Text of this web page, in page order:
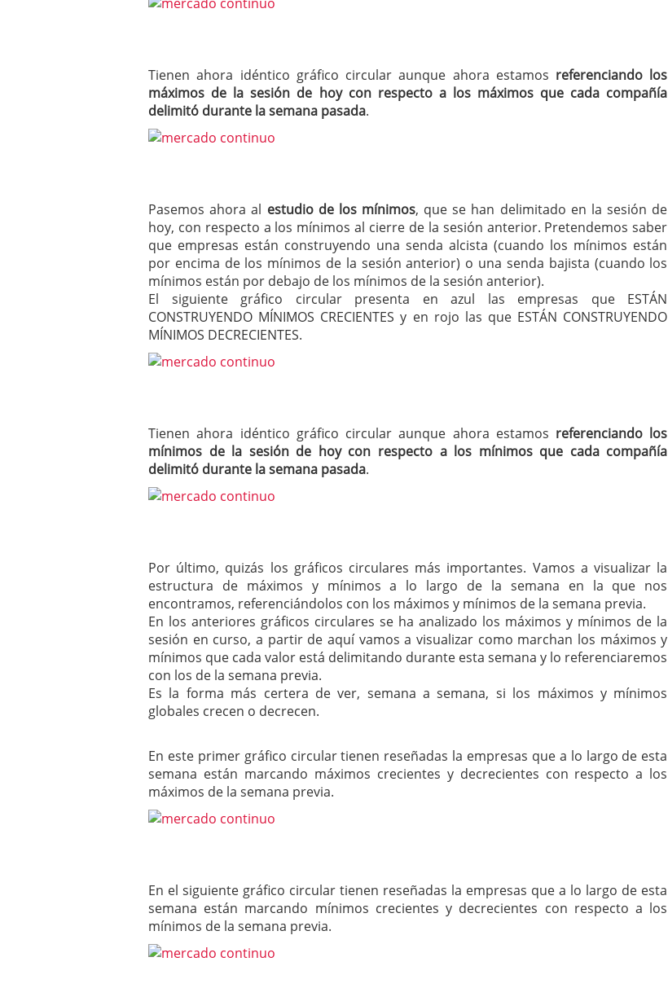
Tienen ahora idéntico gráfico circular aunque ahora estamos referenciando los
máximos de la sesión de hoy con respecto a los máximos que cada compañía
delimitó durante la semana pasada.
Pasemos ahora al estudio de los mínimos, que se han delimitado en la sesión de
hoy, con respecto a los mínimos al cierre de la sesión anterior. Pretendemos saber
que empresas están construyendo una senda alcista (cuando los mínimos están
por encima de los mínimos de la sesión anterior) o una senda bajista (cuando los
mínimos están por debajo de los mínimos de la sesión anterior).
El siguiente gráfico circular presenta en azul las empresas que ESTÁN
CONSTRUYENDO MÍNIMOS CRECIENTES y en rojo las que ESTÁN CONSTRUYENDO
MÍNIMOS DECRECIENTES.
Tienen ahora idéntico gráfico circular aunque ahora estamos referenciando los
mínimos de la sesión de hoy con respecto a los mínimos que cada compañía
delimitó durante la semana pasada.
Por último, quizás los gráficos circulares más importantes. Vamos a visualizar la
estructura de máximos y mínimos a lo largo de la semana en la que nos
encontramos, referenciándolos con los máximos y mínimos de la semana previa.
En los anteriores gráficos circulares se ha analizado los máximos y mínimos de la
sesión en curso, a partir de aquí vamos a visualizar como marchan los máximos y
mínimos que cada valor está delimitando durante esta semana y lo referenciaremos
con los de la semana previa.
Es la forma más certera de ver, semana a semana, si los máximos y mínimos
globales crecen o decrecen.
En este primer gráfico circular tienen reseñadas la empresas que a lo largo de esta
semana están marcando máximos crecientes y decrecientes con respecto a los
máximos de la semana previa.
En el siguiente gráfico circular tienen reseñadas la empresas que a lo largo de esta
semana están marcando mínimos crecientes y decrecientes con respecto a los
mínimos de la semana previa.